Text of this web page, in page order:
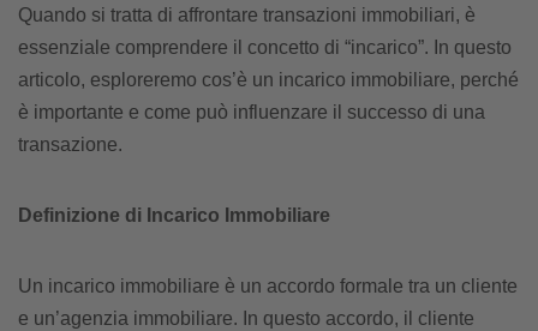
Quando si tratta di affrontare transazioni immobiliari, è
essenziale comprendere il concetto di “incarico”. In questo
articolo, esploreremo cos’è un incarico immobiliare, perché
è importante e come può influenzare il successo di una
transazione.
Definizione di Incarico Immobiliare
Un incarico immobiliare è un accordo formale tra un cliente
e un’agenzia immobiliare. In questo accordo, il cliente